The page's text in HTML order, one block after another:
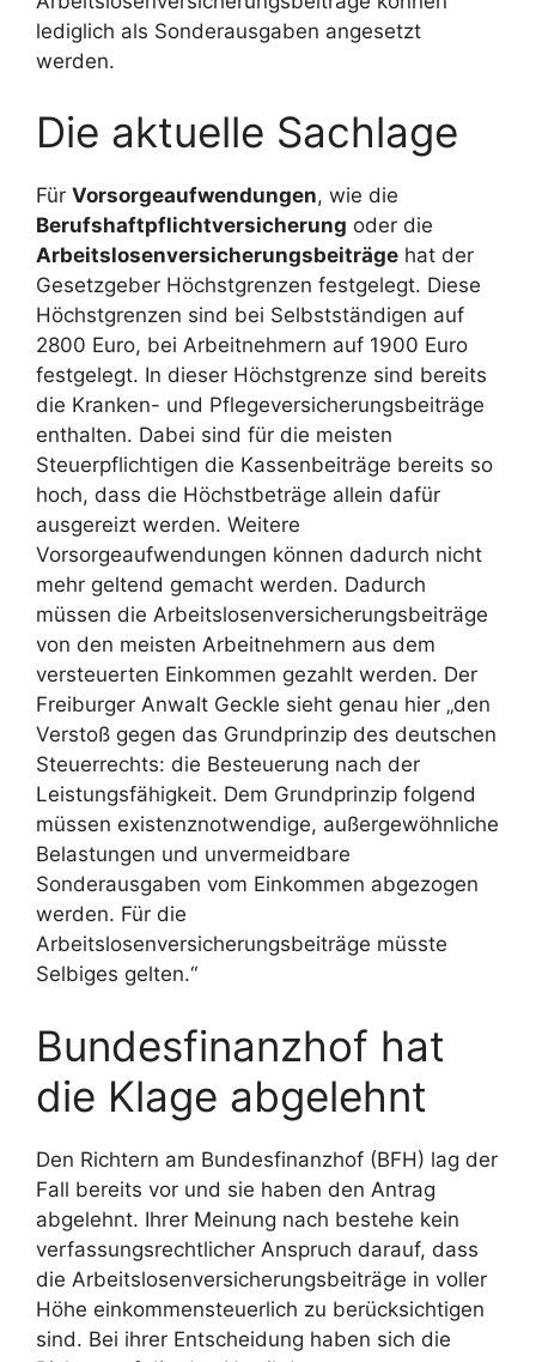
lediglich als Sonderausgaben angesetzt
werden.
Die aktuelle Sachlage
Für Vorsorgeaufwendungen, wie die
Berufshaftpflichtversicherung oder die
Arbeitslosenversicherungsbeiträge hat der
Gesetzgeber Höchstgrenzen festgelegt. Diese
Höchstgrenzen sind bei Selbstständigen auf
2800 Euro, bei Arbeitnehmern auf 1900 Euro
festgelegt. In dieser Höchstgrenze sind bereits
die Kranken- und Pflegeversicherungsbeiträge
enthalten. Dabei sind für die meisten
Steuerpflichtigen die Kassenbeiträge bereits so
hoch, dass die Höchstbeträge allein dafür
ausgereizt werden. Weitere
Vorsorgeaufwendungen können dadurch nicht
mehr geltend gemacht werden. Dadurch
müssen die Arbeitslosenversicherungsbeiträge
von den meisten Arbeitnehmern aus dem
versteuerten Einkommen gezahlt werden. Der
Freiburger Anwalt Geckle sieht genau hier „den
Verstoß gegen das Grundprinzip des deutschen
Steuerrechts: die Besteuerung nach der
Leistungsfähigkeit. Dem Grundprinzip folgend
müssen existenznotwendige, außergewöhnliche
Belastungen und unvermeidbare
Sonderausgaben vom Einkommen abgezogen
werden. Für die
Arbeitslosenversicherungsbeiträge müsste
Selbiges gelten.“
Bundesfinanzhof hat
die Klage abgelehnt
Den Richtern am Bundesfinanzhof (BFH) lag der
Fall bereits vor und sie haben den Antrag
abgelehnt. Ihrer Meinung nach bestehe kein
verfassungsrechtlicher Anspruch darauf, dass
die Arbeitslosenversicherungsbeiträge in voller
Höhe einkommensteuerlich zu berücksichtigen
sind. Bei ihrer Entscheidung haben sich die